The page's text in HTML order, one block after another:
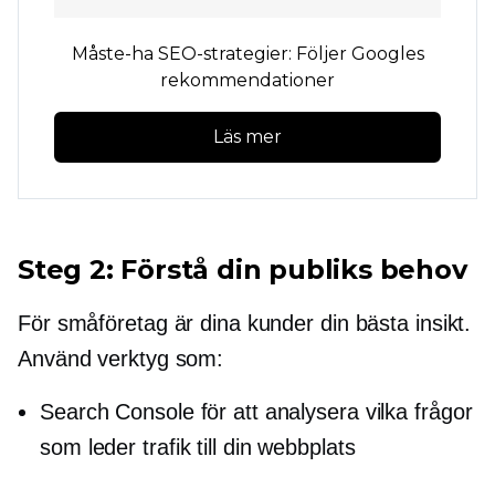
Måste-ha SEO-strategier: Följer Googles
rekommendationer
Läs mer
Steg 2: Förstå din publiks behov
För småföretag är dina kunder din bästa insikt.
Använd verktyg som:
Search Console för att analysera vilka frågor
som leder trafik till din webbplats